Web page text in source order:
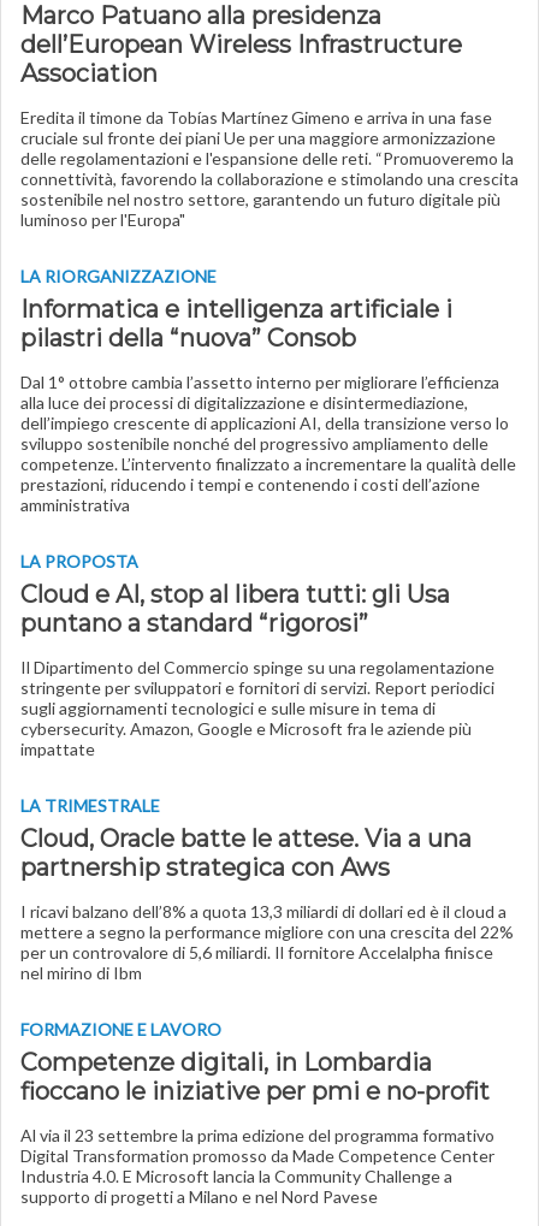
Marco Patuano alla presidenza
dell’European Wireless Infrastructure
Association
Eredita il timone da Tobías Martínez Gimeno e arriva in una fase
cruciale sul fronte dei piani Ue per una maggiore armonizzazione
delle regolamentazioni e l'espansione delle reti. “Promuoveremo la
connettività, favorendo la collaborazione e stimolando una crescita
sostenibile nel nostro settore, garantendo un futuro digitale più
luminoso per l'Europa"
LA RIORGANIZZAZIONE
Informatica e intelligenza artificiale i
pilastri della “nuova” Consob
Dal 1° ottobre cambia l’assetto interno per migliorare l’efficienza
alla luce dei processi di digitalizzazione e disintermediazione,
dell’impiego crescente di applicazioni AI, della transizione verso lo
sviluppo sostenibile nonché del progressivo ampliamento delle
competenze. L’intervento finalizzato a incrementare la qualità delle
prestazioni, riducendo i tempi e contenendo i costi dell’azione
amministrativa
LA PROPOSTA
Cloud e AI, stop al libera tutti: gli Usa
puntano a standard “rigorosi”
Il Dipartimento del Commercio spinge su una regolamentazione
stringente per sviluppatori e fornitori di servizi. Report periodici
sugli aggiornamenti tecnologici e sulle misure in tema di
cybersecurity. Amazon, Google e Microsoft fra le aziende più
impattate
LA TRIMESTRALE
Cloud, Oracle batte le attese. Via a una
partnership strategica con Aws
I ricavi balzano dell’8% a quota 13,3 miliardi di dollari ed è il cloud a
mettere a segno la performance migliore con una crescita del 22%
per un controvalore di 5,6 miliardi. Il fornitore Accelalpha finisce
nel mirino di Ibm
FORMAZIONE E LAVORO
Competenze digitali, in Lombardia
fioccano le iniziative per pmi e no-profit
Al via il 23 settembre la prima edizione del programma formativo
Digital Transformation promosso da Made Competence Center
Industria 4.0. E Microsoft lancia la Community Challenge a
supporto di progetti a Milano e nel Nord Pavese